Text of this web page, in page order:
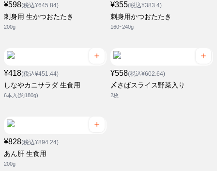
¥598(税込¥645.84)
刺身用 生かつおたたき
200g
¥355(税込¥383.4)
刺身用かつおたたき
160~240g
¥418(税込¥451.44)
しなやカニサラダ 生食用
6本入(約180g)
¥558(税込¥602.64)
〆さばスライス野菜入り
2枚
¥828(税込¥894.24)
あん肝 生食用
200g